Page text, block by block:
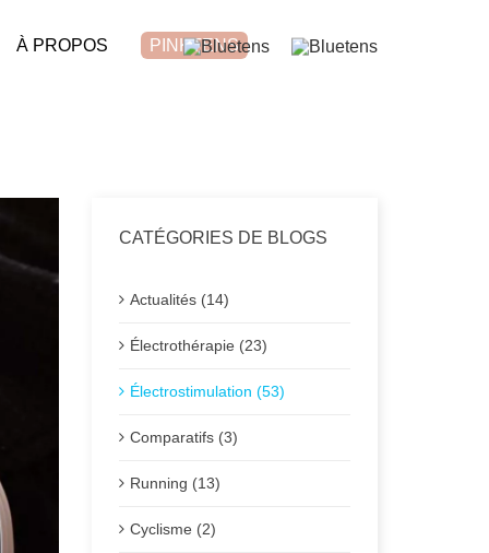
À PROPOS PINKTENS
CATÉGORIES DE BLOGS
Actualités (14)
Électrothérapie (23)
Électrostimulation (53)
Comparatifs (3)
Running (13)
Cyclisme (2)